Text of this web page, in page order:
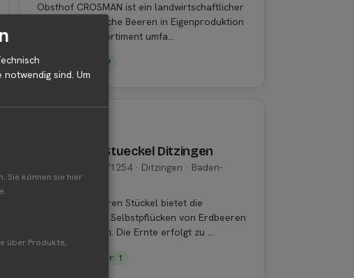
Obsthof CROSMAN ist ein landwirtschaftlicher
Betrieb, der frische Beeren in Eigenproduktion
anbietet. Das Sortiment umfa...
Verkaufsstand: 7
Erdbeeren Stueckel Ditzingen
Herterhöfe 1 · 71254 · Ditzingen · Baden-
Württemberg
Der Hof Erdbeeren Stückel bietet die
Möglichkeit zum Selbstpflücken von Erdbeeren
und Süßkirschen. Die Ernte erfolgt zu ...
Selbsterntefelder: 1
sind. Um
Sie können sie hier
über Produkte,